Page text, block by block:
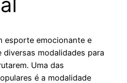
esporte emocionante e
modalidades para
Uma das
é a modalidade